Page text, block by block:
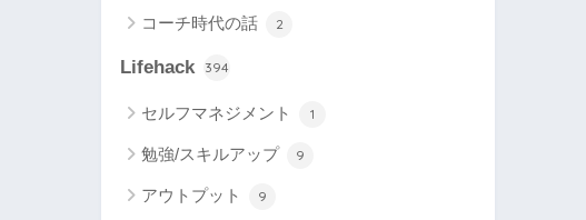
コーチ時代の話 2
Lifehack 394
セルフマネジメント 1
勉強/スキルアップ 9
アウトプット 9